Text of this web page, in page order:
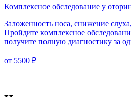
Комплексное обследование у
Заложенность носа, снижение
Пройдите комплексное
получите полную диагностику за
от 5500 ₽